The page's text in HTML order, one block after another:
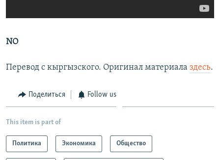
NO
Перевод с кыргызского. Оригинал материала здесь.
Поделиться Follow us
This item is part of
Политика Экономика Общество